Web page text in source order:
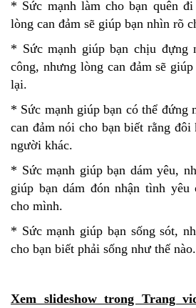
* Sức mạnh làm cho bạn quên
lòng can đảm sẽ giúp bạn nhìn rõ
* Sức mạnh giúp bạn chịu đựng
công, nhưng lòng can đảm sẽ
lại.
* Sức mạnh giúp bạn có thể đứng
can đảm nói cho bạn biết rằng
người khác.
* Sức mạnh giúp bạn dám yêu,
giúp bạn dám đón nhận tình yêu
cho mình.
* Sức mạnh giúp bạn sống sót,
cho bạn biết phải sống như thế nào.
Xem slideshow trong Trang